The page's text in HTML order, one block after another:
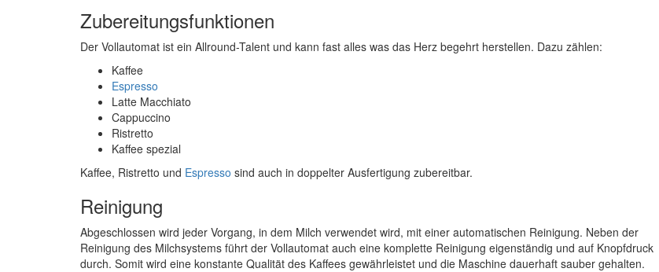
Zubereitungsfunktionen
Der Vollautomat ist ein Allround-Talent und kann fast alles was das Herz begehrt herstellen. Dazu zählen:
Kaffee
Espresso
Latte Macchiato
Cappuccino
Ristretto
Kaffee spezial
Kaffee, Ristretto und Espresso sind auch in doppelter Ausfertigung zubereitbar.
Reinigung
Abgeschlossen wird jeder Vorgang, in dem Milch verwendet wird, mit einer automatischen Reinigung. Neben der
Reinigung des Milchsystems führt der Vollautomat auch eine komplette Reinigung eigenständig und auf Knopfdruck
durch. Somit wird eine konstante Qualität des Kaffees gewährleistet und die Maschine dauerhaft sauber gehalten.